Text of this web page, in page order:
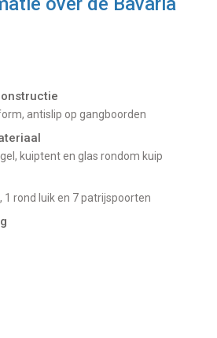
antislip op gangboorden
kuiptent en glas rondom kuip
1 rond luik en 7 patrijspoorten